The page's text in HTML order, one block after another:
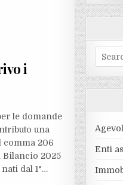
i
le domande
una
comma 206
Bilancio 2025
dal 1°…
Search
for:
Enti